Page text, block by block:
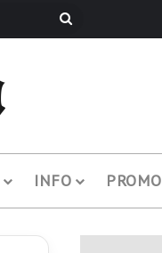
Pretraži
INFO PROMO